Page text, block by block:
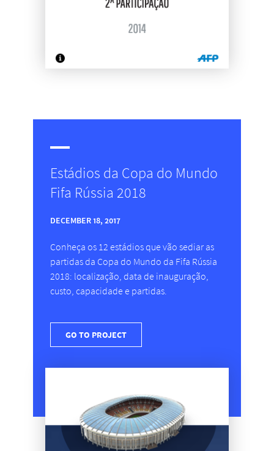
Estádios da Copa do Mundo
Fifa Rússia 2018
DECEMBER 18, 2017
Conheça os 12 estádios que vão sediar as
partidas da Copa do Mundo da Fifa Rússia
2018: localização, data de inauguração,
custo, capacidade e partidas.
GO TO PROJECT